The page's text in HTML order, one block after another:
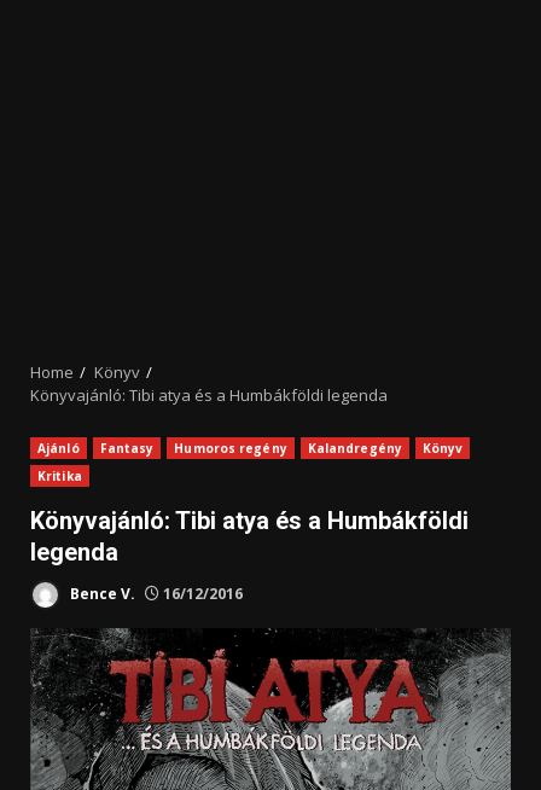
Home
Könyv
Könyvajánló: Tibi atya és a Humbákföldi legenda
Ajánló Fantasy Humoros regény Kalandregény
Könyv
Kritika
Könyvajánló: Tibi atya és a Humbákföldi
legenda
Bence V. 16/12/2016